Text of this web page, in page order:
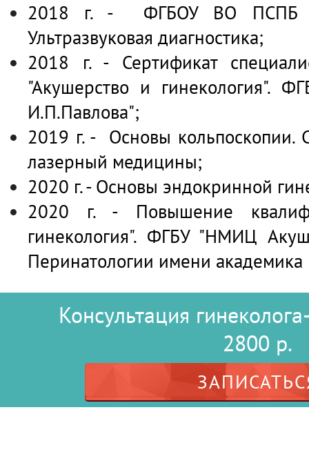
2018 г. - ФГБОУ ВО ПСПБ
Ультразвуковая диагностика;
2018 г. - Сертификат
"Акушерство и гинекология".
И.П.Павлова";
2019 г. - Основы кольпоскопии.
лазерный медицины;
2020 г. - Основы эндокринной
2020 г. - Повышение
гинекология". ФГБУ "НМИЦ
Перинатологии имени
Консультация
2800 р.